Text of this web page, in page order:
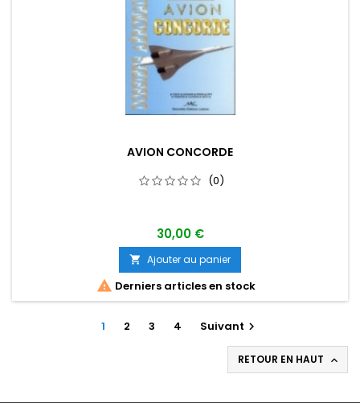
AVION CONCORDE
(0)
30,00 €
 Ajouter au panier
 Derniers articles en stock
1 2 3 4 Suivant 
RETOUR EN HAUT 